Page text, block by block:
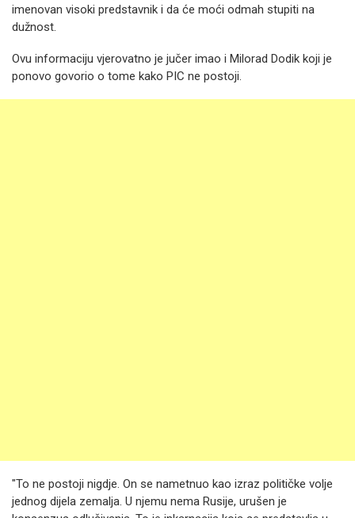
imenovan visoki predstavnik i da će moći odmah stupiti na
dužnost.
Ovu informaciju vjerovatno je jučer imao i Milorad Dodik koji je
ponovo govorio o tome kako PIC ne postoji.
"To ne postoji nigdje. On se nametnuo kao izraz političke volje
jednog dijela zemalja. U njemu nema Rusije, urušen je